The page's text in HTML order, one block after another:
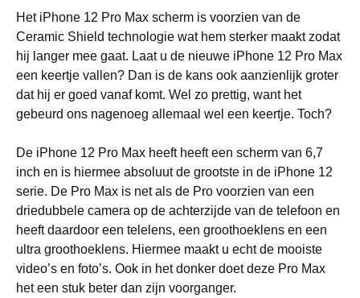
Het iPhone 12 Pro Max scherm is voorzien van de
Ceramic Shield technologie wat hem sterker maakt zodat
hij langer mee gaat. Laat u de nieuwe iPhone 12 Pro Max
een keertje vallen? Dan is de kans ook aanzienlijk groter
dat hij er goed vanaf komt. Wel zo prettig, want het
gebeurd ons nagenoeg allemaal wel een keertje. Toch?
De iPhone 12 Pro Max heeft heeft een scherm van 6,7
inch en is hiermee absoluut de grootste in de iPhone 12
serie. De Pro Max is net als de Pro voorzien van een
driedubbele camera op de achterzijde van de telefoon en
heeft daardoor een telelens, een groothoeklens en een
ultra groothoeklens. Hiermee maakt u echt de mooiste
video’s en foto’s. Ook in het donker doet deze Pro Max
het een stuk beter dan zijn voorganger.